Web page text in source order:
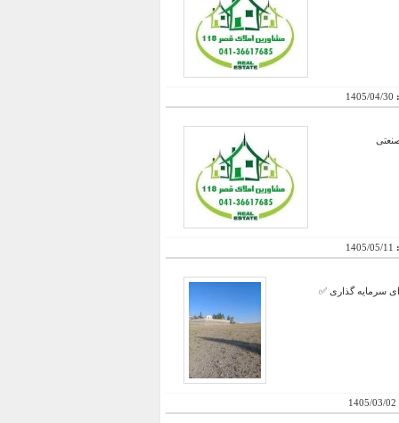
1405/04/30
1405/05/11
برای سرمایه گذاری ✅
1405/03/02